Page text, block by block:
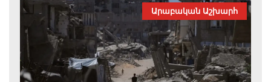
Արաբական Աշխարհ